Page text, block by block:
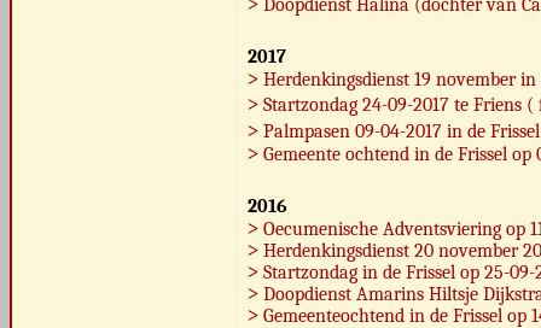
˃Doopdienst Halina (dochter van
2017
˃Herdenkingsdienst 19 november in
˃Startzondag 24-09-2017 te Friens
˃Palmpasen 09-04-2017 in de Frissel
˃Gemeente ochtend in de Frissel op
2016
˃Oecumenische Adventsviering op
˃Herdenkingsdienst 20 november
˃Startzondag in de Frissel op 25-09-
˃Doopdienst Amarins Hiltsje
˃Gemeenteochtend in de Frissel op